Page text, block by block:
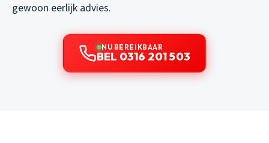
gewoon eerlijk advies.
NU BEREIKBAAR
BEL 0316 201 503